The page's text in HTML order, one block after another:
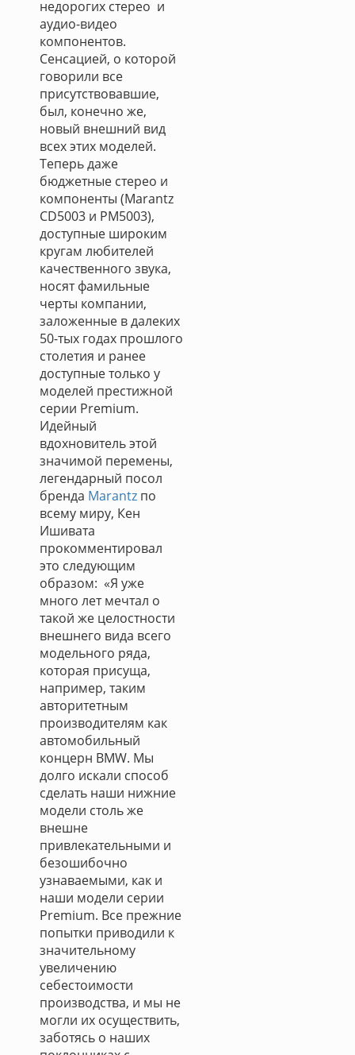
недорогих стерео и
аудио-видео
компонентов.
Сенсацией, о которой
говорили все
присутствовавшие,
был, конечно же,
новый внешний вид
всех этих моделей.
Теперь даже
бюджетные стерео и
компоненты (Marantz
CD5003 и PM5003),
доступные широким
кругам любителей
качественного звука,
носят фамильные
черты компании,
заложенные в далеких
50-тых годах прошлого
столетия и ранее
доступные только у
моделей престижной
серии Premium.
Идейный
вдохновитель этой
значимой перемены,
легендарный посол
бренда Marantz по
всему миру, Кен
Ишивата
прокомментировал
это следующим
образом: «Я уже
много лет мечтал о
такой же целостности
внешнего вида всего
модельного ряда,
которая присуща,
например, таким
авторитетным
производителям как
автомобильный
концерн BMW. Мы
долго искали способ
сделать наши нижние
модели столь же
внешне
привлекательными и
безошибочно
узнаваемыми, как и
наши модели серии
Premium. Все прежние
попытки приводили к
значительному
увеличению
себестоимости
производства, и мы не
могли их осуществить,
заботясь о наших